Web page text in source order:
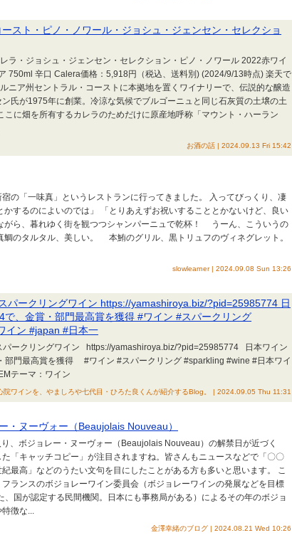
スト・ピノ・ノワール・ジョシュ・ジェンセン・セレクショ
ラ・ジョシュ・ジェンセン・セレクション・ピノ・ノワール 2022赤ワイ
750ml 辛口 Calera価格：5,918円（税込、送料別) (2024/9/13時点) 楽天で
ニア州セントラル・コーストに本拠地を置くワイナリーで、伝説的な醸造
氏が1975年に創業。冷涼な気候でブルゴーニュと同じ石灰質の土壌の土
こに畑を所有するカレラのためだけに原産地呼称「マウント・ハーラン
お酒の話 | 2024.09.13 Fri 15:42
の「一味真」というレストランに行ってきました。 入ってびっくり、凄
するのによいのでは」 「とりあえずお祝いすることとかないけど、良い
がら、暮れゆく街を観つつシャンパーニュで乾杯！ うーん、こういうの
鯛のタルタル、美しい。 本鮪のグリル、黒トリュフのヴィネグレット。
slowlearner | 2024.09.08 Sun 13:26
パークリングワイン https://yamashiroya.biz/?pid=25985774 日
で、金賞・部門最高賞を獲得 #ワイン #スパークリング
イン #japan #日本一
パークリングワイン https://yamashiroya.biz/?pid=25985774 日本ワイン
部門最高賞を獲得 #ワイン #スパークリング #sparkling #wine #日本ワイ
テーマ：ワイン
院ワインを、やましろや七代目・ひろた良くんが紹介するBlog。 | 2024.09.05 Thu 11:31
・ヌーヴォー（Beaujolais Nouveau）
、ボジョレー・ヌーヴォー（Beaujolais Nouveau）の解禁日が近づく
「キャッチコピー」が注目されますね。皆さんもニュースなどで「〇〇
最高」などのうたい文句を目にしたことがある方も多いと思います。 こ
ランスのボジョレーワイン委員会（ボジョレーワインの発展などを目標
、国が認定する民間機関。日本にも事務局がある）によるその年のボジョ
徴な...
金澤幸緒のブログ | 2024.08.21 Wed 10:26